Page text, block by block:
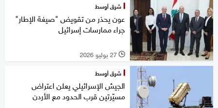
شرق أوسط
عون يحذر من تقويض "صيغة الإطار"
جراء ممارسات إسرائيل
l 27 يوليو 2026
شرق أوسط
الجيش الإسرائيلي يعلن اعتراض
مسيّرتين قرب الحدود مع الأردن